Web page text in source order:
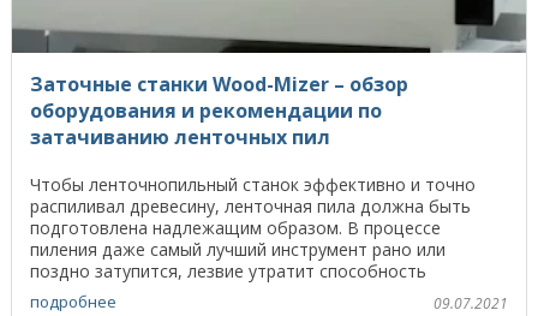
Заточные станки Wood-Mizer – обзор
оборудования и рекомендации по
затачиванию ленточных пил
Чтобы ленточнопильный станок эффективно и точно
распиливал древесину, ленточная пила должна быть
подготовлена надлежащим образом. В процессе
пиления даже самый лучший инструмент рано или
поздно затупится, лезвие утратит способность
эффективно ...
подробнее 09.07.2021